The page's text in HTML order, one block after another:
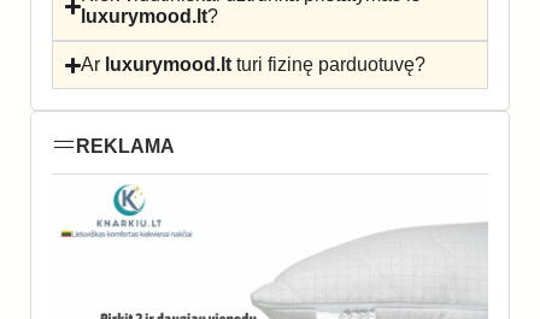
luxurymood.lt?
Ar luxurymood.lt turi fizinę parduotuvę?
REKLAMA